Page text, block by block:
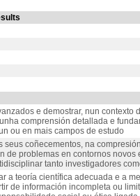
e demostrar, nun contexto
comprensión detallada e
ou en mais campos de estudo
seus coñecementos, na
de problemas en contornos
tanto investigadores
a teoría científica adecuada e a
de información incompleta ou